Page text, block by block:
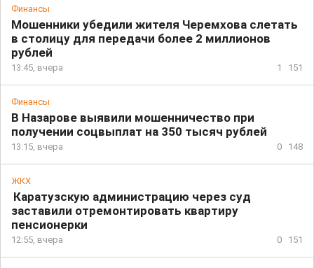
Финансы
Мошенники убедили жителя Черемхова слетать
в столицу для передачи более 2 миллионов
рублей
13:45, вчера 1 151
Финансы
В Назарове выявили мошенничество при
получении соцвыплат на 350 тысяч рублей
13:15, вчера 0 148
ЖКХ
Каратузскую администрацию через суд
заставили отремонтировать квартиру
пенсионерки
12:55, вчера 0 151